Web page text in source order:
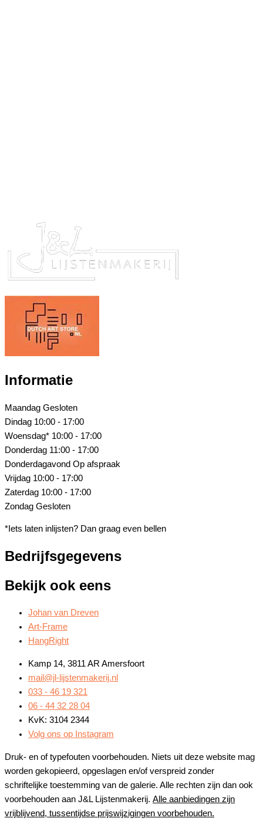
Informatie
Maandag Gesloten
Dindag 10:00 - 17:00
Woensdag* 10:00 - 17:00
Donderdag 11:00 - 17:00
Donderdagavond Op afspraak
Vrijdag 10:00 - 17:00
Zaterdag 10:00 - 17:00
Zondag Gesloten
*Iets laten inlijsten? Dan graag even bellen
Bedrijfsgegevens
Bekijk ook eens
Johan van Dreven
Art-Frame
HangRight
Kamp 14, 3811 AR Amersfoort
mail@jl-lijstenmakerij.nl
033 - 46 19 321
06 - 44 32 28 04
KvK: 3104 2344
Volg ons op Instagram
Druk- en of typefouten voorbehouden. Niets uit deze website mag
worden gekopieerd, opgeslagen en/of verspreid zonder
schriftelijke toestemming van de galerie. Alle rechten zijn dan ook
voorbehouden aan J&L Lijstenmakerij. Alle aanbiedingen zijn
vrijblijvend, tussentijdse prijswijzigingen voorbehouden.